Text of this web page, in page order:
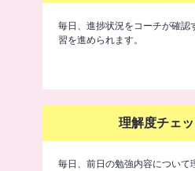
毎日、進捗状況をコーチが確認
習を進められます。
理解度チェ
毎日、前日の勉強内容について